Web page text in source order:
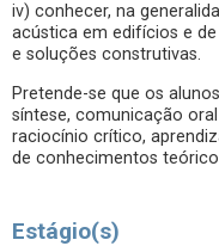
iv) conhecer, na
acústica em edifícios e
e soluções construtivas.
Pretende-se que os
síntese, comunicação
raciocínio crítico,
de conhecimentos
Estágio(s)